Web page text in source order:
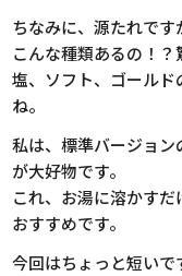
ちなみに、源たれです
こんな種類あるの！？
塩、ソフト、ゴールド
ね。
私は、標準バージョン
が大好物です。
これ、お湯に溶かすだ
おすすめです。
今回はちょっと短いで